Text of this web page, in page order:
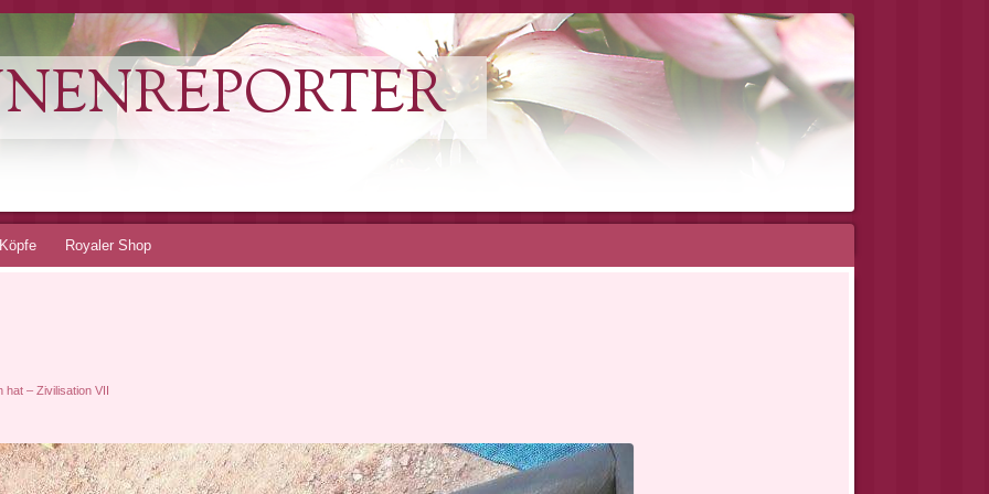
Köpfe Royaler Shop
– Zivilisation VII